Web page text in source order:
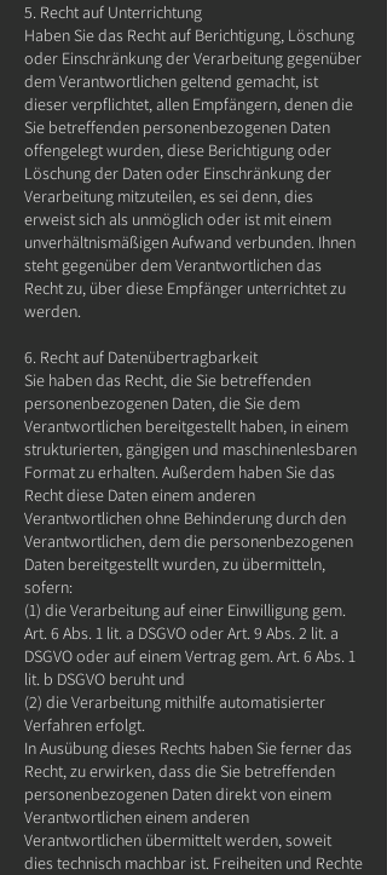
5. Recht auf Unterrichtung
Haben Sie das Recht auf Berichtigung, Löschung
oder Einschränkung der Verarbeitung gegenüber
dem Verantwortlichen geltend gemacht, ist
dieser verpflichtet, allen Empfängern, denen die
Sie betreffenden personenbezogenen Daten
offengelegt wurden, diese Berichtigung oder
Löschung der Daten oder Einschränkung der
Verarbeitung mitzuteilen, es sei denn, dies
erweist sich als unmöglich oder ist mit einem
unverhältnismäßigen Aufwand verbunden. Ihnen
steht gegenüber dem Verantwortlichen das
Recht zu, über diese Empfänger unterrichtet zu
werden.
6. Recht auf Datenübertragbarkeit
Sie haben das Recht, die Sie betreffenden
personenbezogenen Daten, die Sie dem
Verantwortlichen bereitgestellt haben, in einem
strukturierten, gängigen und maschinenlesbaren
Format zu erhalten. Außerdem haben Sie das
Recht diese Daten einem anderen
Verantwortlichen ohne Behinderung durch den
Verantwortlichen, dem die personenbezogenen
Daten bereitgestellt wurden, zu übermitteln,
sofern:
(1) die Verarbeitung auf einer Einwilligung gem.
Art. 6 Abs. 1 lit. a DSGVO oder Art. 9 Abs. 2 lit. a
DSGVO oder auf einem Vertrag gem. Art. 6 Abs. 1
lit. b DSGVO beruht und
(2) die Verarbeitung mithilfe automatisierter
Verfahren erfolgt.
In Ausübung dieses Rechts haben Sie ferner das
Recht, zu erwirken, dass die Sie betreffenden
personenbezogenen Daten direkt von einem
Verantwortlichen einem anderen
Verantwortlichen übermittelt werden, soweit
dies technisch machbar ist. Freiheiten und Rechte